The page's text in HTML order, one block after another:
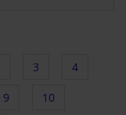
3 4
9 10